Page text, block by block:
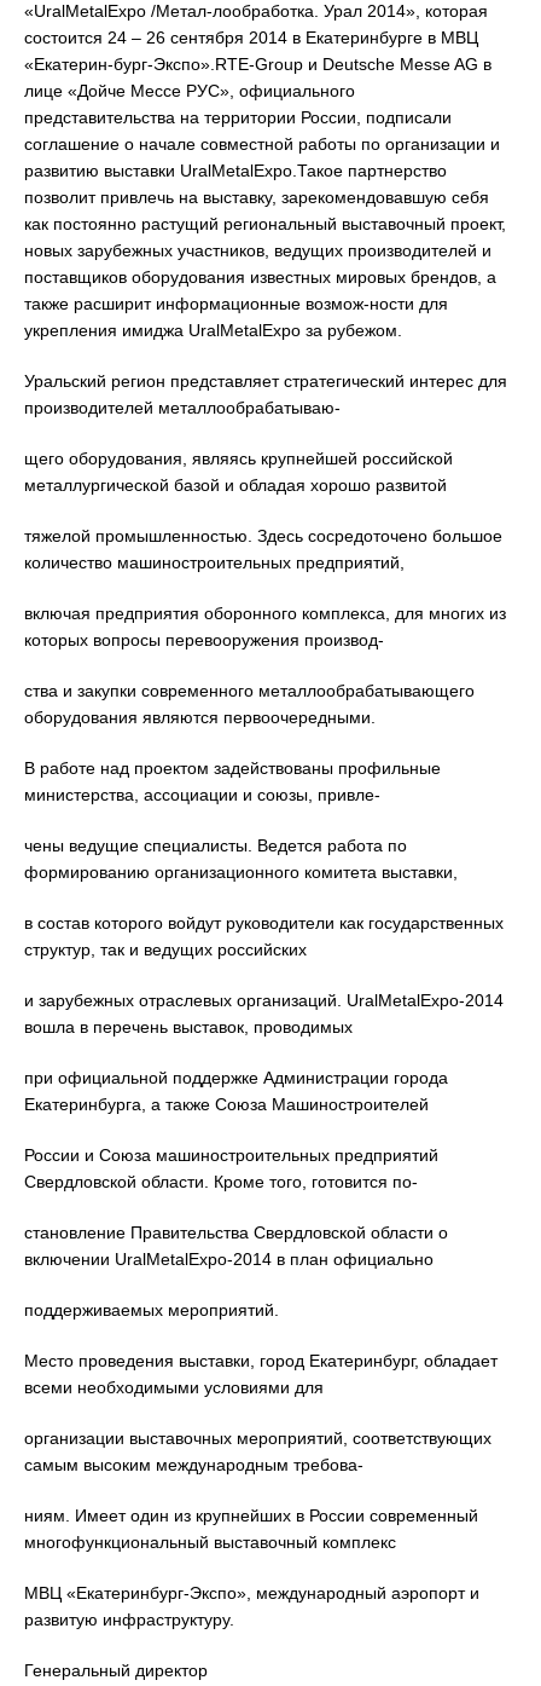
«UralMetalExpo /Метал-лообработка. Урал 2014», которая
состоится 24 – 26 сентября 2014 в Екатеринбурге в МВЦ
«Екатерин-бург-Экспо».RTE-Group и Deutsche Messe AG в
лице «Дойче Мессе РУС», официального
представительства на территории России, подписали
соглашение о начале совместной работы по организации и
развитию выставки UralMetalExpo.Такое партнерство
позволит привлечь на выставку, зарекомендовавшую себя
как постоянно растущий региональный выставочный проект,
новых зарубежных участников, ведущих производителей и
поставщиков оборудования известных мировых брендов, а
также расширит информационные возмож-ности для
укрепления имиджа UralMetalExpo за рубежом.
Уральский регион представляет стратегический интерес для
производителей металлообрабатываю-
щего оборудования, являясь крупнейшей российской
металлургической базой и обладая хорошо развитой
тяжелой промышленностью. Здесь сосредоточено большое
количество машиностроительных предприятий,
включая предприятия оборонного комплекса, для многих из
которых вопросы перевооружения производ-
ства и закупки современного металлообрабатывающего
оборудования являются первоочередными.
В работе над проектом задействованы профильные
министерства, ассоциации и союзы, привле-
чены ведущие специалисты. Ведется работа по
формированию организационного комитета выставки,
в состав которого войдут руководители как государственных
структур, так и ведущих российских
и зарубежных отраслевых организаций. UralMetalExpo-2014
вошла в перечень выставок, проводимых
при официальной поддержке Администрации города
Екатеринбурга, а также Союза Машиностроителей
России и Союза машиностроительных предприятий
Свердловской области. Кроме того, готовится по-
становление Правительства Свердловской области о
включении UralMetalExpo-2014 в план официально
поддерживаемых мероприятий.
Место проведения выставки, город Екатеринбург, обладает
всеми необходимыми условиями для
организации выставочных мероприятий, соответствующих
самым высоким международным требова-
ниям. Имеет один из крупнейших в России современный
многофункциональный выставочный комплекс
МВЦ «Екатеринбург-Экспо», международный аэропорт и
развитую инфраструктуру.
Генеральный директор